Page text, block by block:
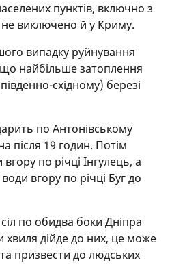
пунктів, включно з
виключено й у Криму.
випадку руйнування
найбільше затоплення
східному) березі
по Антонівському
після 19 годин. Потім
по річці Інгулець, а
вгору по річці Буг до
по обидва боки Дніпра
хвиля дійде до них, це може
призвести до людських